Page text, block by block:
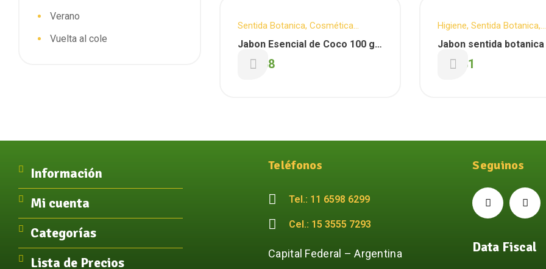
Sentida Botanica, Cosmética
Natural ,Cuidado Personal,Corporal
Jabon Esencial de Coco 100 gs
(sentida botanica)
3.758
Higiene, Sentida Botanica,
Cosmética Natural,
Jabon sentida botanica
CALENDULA x 100 gs
Botanica)
5.131
Verano
Vuelta al cole
Información
Mi cuenta
Categorías
Lista de Precios
Teléfonos
Tel.: 11 6598 6299
Cel.: 15 3555 7293
Capital Federal – Argentina
Seguinos
Data Fiscal